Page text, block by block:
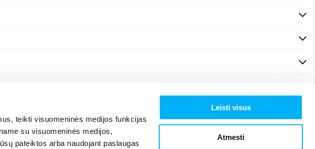
teikti visuomeninės medijos funkcijas
su visuomeninės medijos,
pateiktos arba naudojant paslaugas
Leisti visus
Atmesti